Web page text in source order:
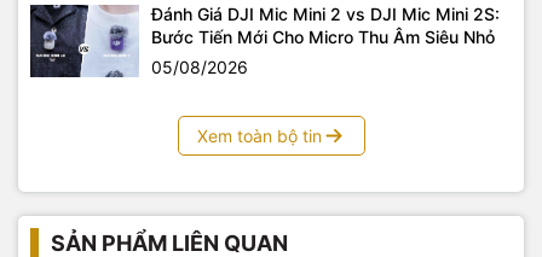
Đánh Giá DJI Mic Mini 2 vs DJI Mic Mini 2S:
Bước Tiến Mới Cho Micro Thu Âm Siêu Nhỏ
05/08/2026
Xem toàn bộ tin
SẢN PHẨM LIÊN QUAN